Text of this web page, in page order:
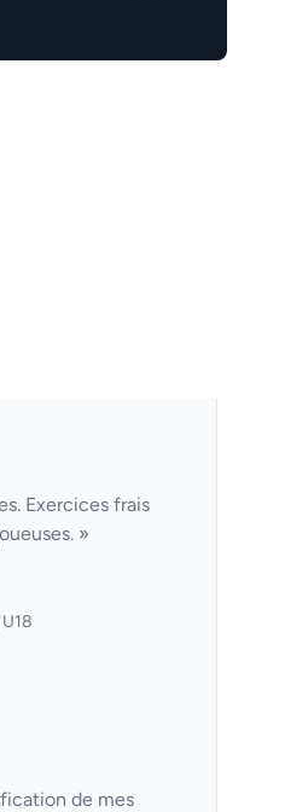
Exercices frais
»
de mes